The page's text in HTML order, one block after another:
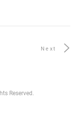
Next
Reserved.